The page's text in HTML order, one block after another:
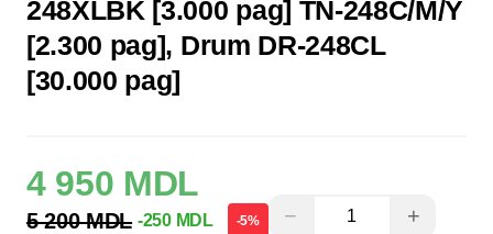
248XLBK [3.000 pag] TN-248C/M/Y
[2.300 pag], Drum DR-248CL
[30.000 pag]
4 950 MDL
5 200 MDL -250 MDL -5% − +